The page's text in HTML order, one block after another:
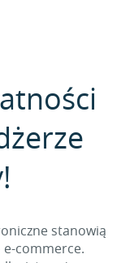
stanowią
commerce.